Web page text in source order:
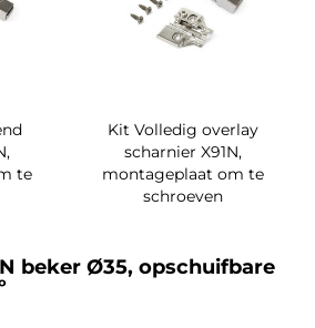
te
Kit Volledig overlay
scharnier X91N,
montageplaat om te
schroeven
beker Ø35, opschuifbare